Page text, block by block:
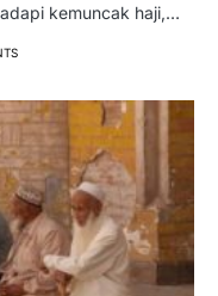
kemuncak haji,…